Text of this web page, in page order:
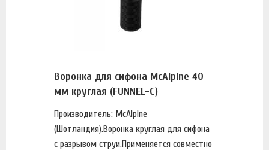
Воронка для сифона McAlpine 40
мм круглая (FUNNEL-C)
Производитель: McAlpine
(Шотландия).Воронка круглая для сифона
с разрывом струи.Применяется совместно